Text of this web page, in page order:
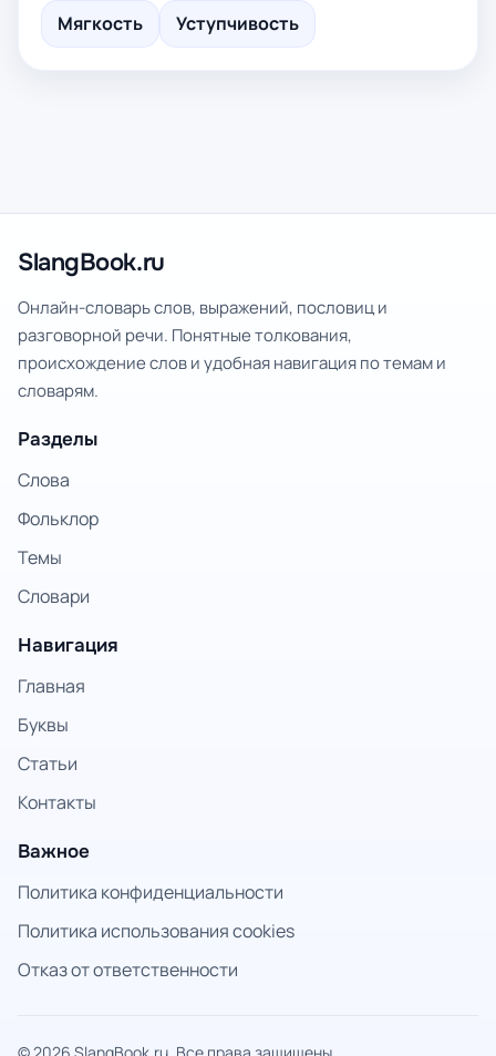
Мягкость Уступчивость
SlangBook.ru
Онлайн-словарь слов, выражений, пословиц и
разговорной речи. Понятные толкования,
происхождение слов и удобная навигация по темам и
словарям.
Разделы
Слова
Фольклор
Темы
Словари
Навигация
Главная
Буквы
Статьи
Контакты
Важное
Политика конфиденциальности
Политика использования cookies
Отказ от ответственности